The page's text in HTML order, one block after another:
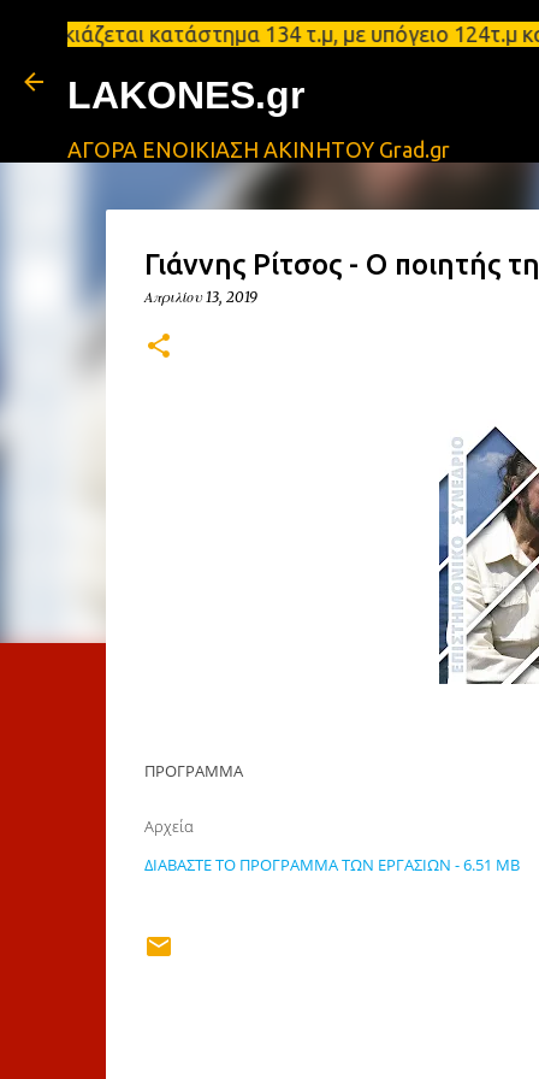
κατάστημα 134 τ.μ, με υπόγειο 124τ.μ
LAKONES.gr
ΑΓΟΡΑ ΕΝΟΙΚΙΑΣΗ ΑΚΙΝΗΤΟΥ Grad.gr
Γιάννης Ρίτσος - Ο ποιητής
Απριλίου 13, 2019
ΠΡΟΓΡΑΜΜΑ
Αρχεία
ΔΙΑΒΑΣΤΕ ΤΟ ΠΡΟΓΡΑΜΜΑ ΤΩΝ ΕΡΓΑΣΙΩΝ - 6.51 MB